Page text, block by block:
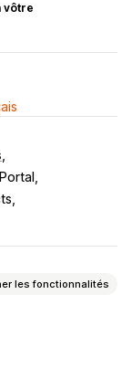
vôtre
les fonctionnalités